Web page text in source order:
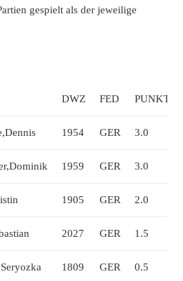
gespielt als der jeweilige
DWZ FED PUNKTE
1954 GER 3.0
1959 GER 3.0
1905 GER 2.0
2027 GER 1.5
1809 GER 0.5